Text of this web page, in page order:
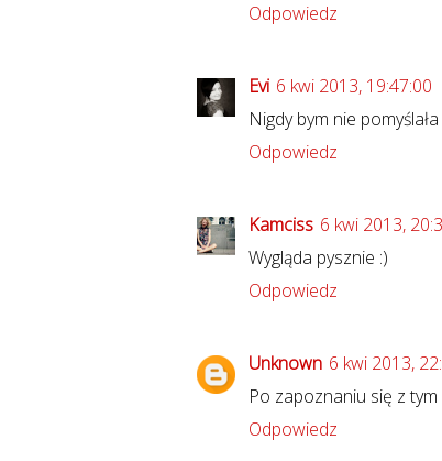
Odpowiedz
Evi 6 kwi 2013, 19:47:00
Nigdy bym nie
Odpowiedz
Kamciss 6 kwi 2013,
Wygląda pysznie :)
Odpowiedz
Unknown 6 kwi 2013,
Po zapoznaniu się z
Odpowiedz